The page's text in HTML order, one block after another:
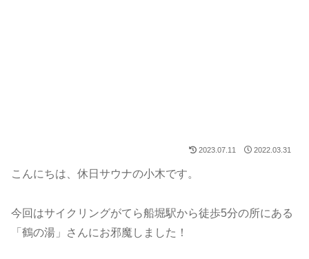
2023.07.11 2022.03.31
こんにちは、休日サウナの小木です。
今回はサイクリングがてら船堀駅から徒歩5分の所にある
「鶴の湯」さんにお邪魔しました！